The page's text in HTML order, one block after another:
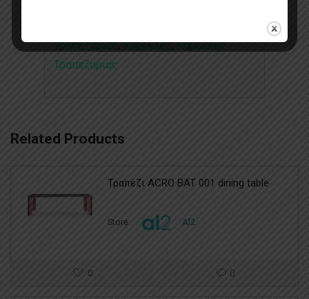
Τραπεζαρίας​,Καρέκλες,Καρέκλες
Τραπεζαρίας
Related Products
Τραπέζι ACRO BAT 001 dining table
Store: Al2
0 0